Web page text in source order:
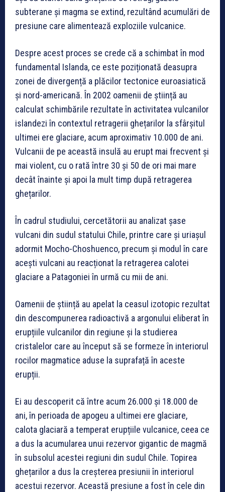
subterane și magma se extind, rezultând acumulări de
presiune care alimentează exploziile vulcanice.
Despre acest proces se crede că a schimbat în mod
fundamental Islanda, ce este poziționată deasupra
zonei de divergență a plăcilor tectonice euroasiatică
și nord-americană. În 2002 oamenii de știință au
calculat schimbările rezultate în activitatea vulcanilor
islandezi în contextul retragerii ghețarilor la sfârșitul
ultimei ere glaciare, acum aproximativ 10.000 de ani.
Vulcanii de pe această insulă au erupt mai frecvent și
mai violent, cu o rată între 30 și 50 de ori mai mare
decât înainte și apoi la mult timp după retragerea
ghețarilor.
În cadrul studiului, cercetătorii au analizat șase
vulcani din sudul statului Chile, printre care și uriașul
adormit Mocho-Choshuenco, precum și modul în care
acești vulcani au reacționat la retragerea calotei
glaciare a Patagoniei în urmă cu mii de ani.
Oamenii de știință au apelat la ceasul izotopic rezultat
din descompunerea radioactivă a argonului eliberat în
erupțiile vulcanilor din regiune și la studierea
cristalelor care au început să se formeze în interiorul
rocilor magmatice aduse la suprafață în aceste
erupții.
Ei au descoperit că între acum 26.000 și 18.000 de
ani, în perioada de apogeu a ultimei ere glaciare,
calota glaciară a temperat erupțiile vulcanice, ceea ce
a dus la acumularea unui rezervor gigantic de magmă
în subsolul acestei regiuni din sudul Chile. Topirea
ghețarilor a dus la creșterea presiunii în interiorul
acestui rezervor. Această presiune a fost în cele din